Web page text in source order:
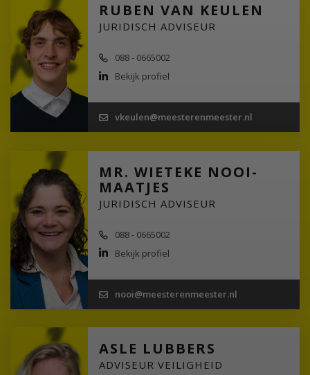
RUBEN VAN KEULEN
JURIDISCH ADVISEUR
088 - 0665002
Bekijk profiel
vkeulen@meesterenmeester.nl
MR. WIETEKE NOOI-
MAATJES
JURIDISCH ADVISEUR
088 - 0665002
Bekijk profiel
nooi@meesterenmeester.nl
ASLE LUBBERS
ADVISEUR VEILIGHEID